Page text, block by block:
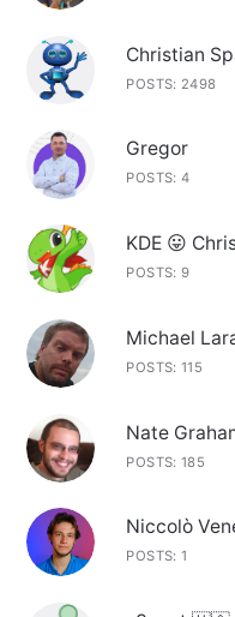
Christian
POSTS: 2498
Gregor
POSTS: 4
KDE 😛
POSTS: 9
Michael
POSTS: 115
Nate
POSTS: 185
Niccolò
POSTS: 1